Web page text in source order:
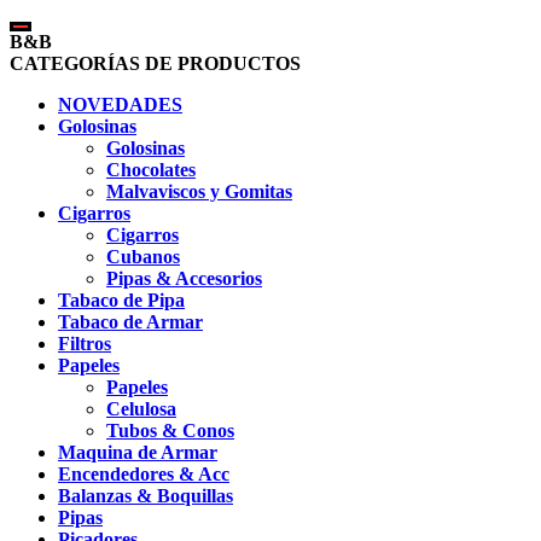
B&B
CATEGORÍAS DE PRODUCTOS
NOVEDADES
Golosinas
Golosinas
Chocolates
Malvaviscos y Gomitas
Cigarros
Cigarros
Cubanos
Pipas & Accesorios
Tabaco de Pipa
Tabaco de Armar
Filtros
Papeles
Papeles
Celulosa
Tubos & Conos
Maquina de Armar
Encendedores & Acc
Balanzas & Boquillas
Pipas